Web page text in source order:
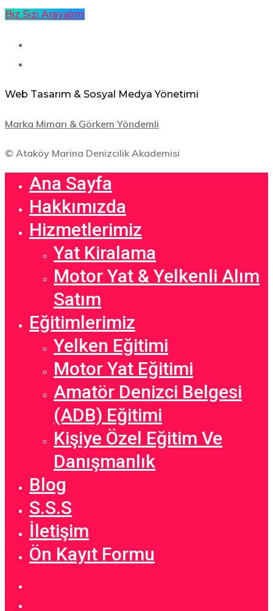
Biz Sizi Arayalım
Web Tasarım & Sosyal Medya Yönetimi
Marka Mimarı & Görkem Yöndemli
© Ataköy Marina Denizcilik Akademisi
Ana Sayfa
Hakkımızda
Hizmetlerimiz
Yat Kiralama
Motor Yat & Yelkenli Alım
Satım
Eğitimlerimiz
Yelken Eğitimi
Motor Yat Eğitimi
Amatör Denizci Belgesi
(ADB) Eğitimi
Kişiye Özel Eğitim Ve
Danışmanlık
Blog
S.S.S
İletişim
Ön Kayıt Formu